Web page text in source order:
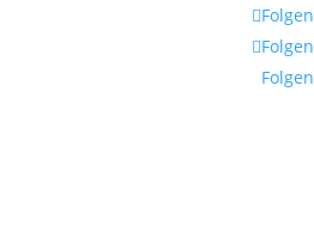
Folgen
Folgen
Folgen